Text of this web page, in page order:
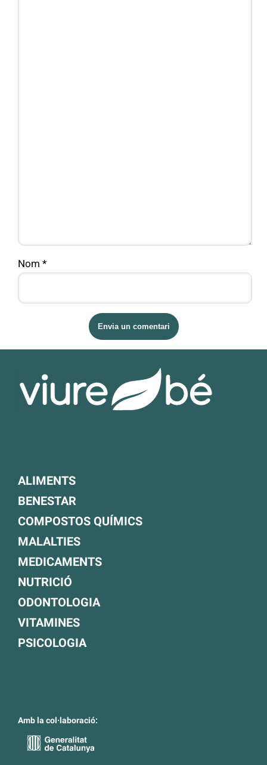
Nom *
ALIMENTS
BENESTAR
COMPOSTOS QUÍMICS
MALALTIES
MEDICAMENTS
NUTRICIÓ
ODONTOLOGIA
VITAMINES
PSICOLOGIA
Amb la col·laboració: